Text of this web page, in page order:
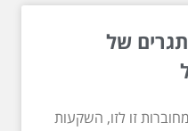
של
זו לזו, השקעות